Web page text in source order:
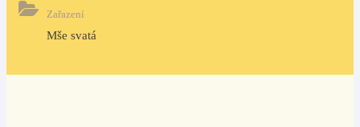
Zařazení
Mše svatá